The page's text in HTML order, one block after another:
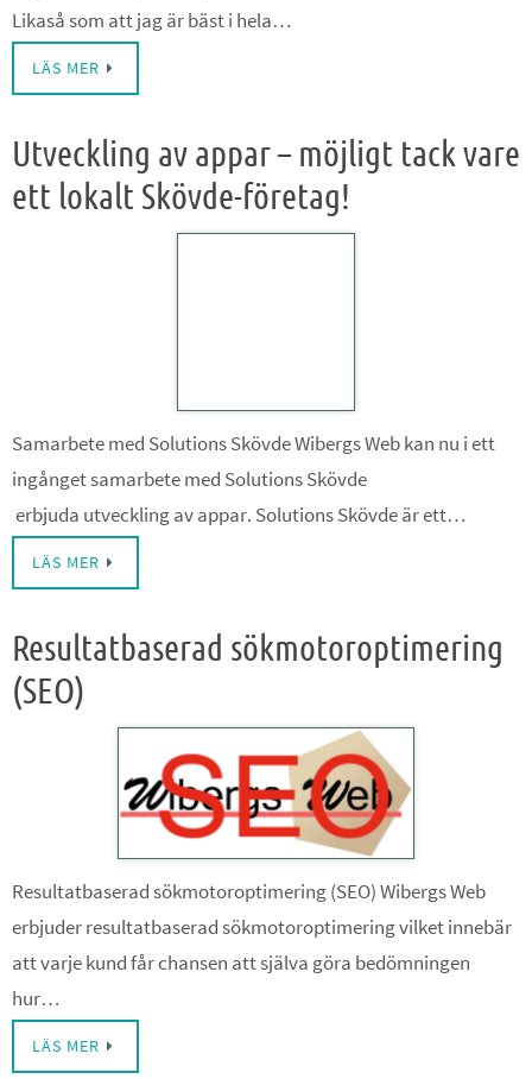
Likaså som att jag är bäst i hela…
LÄS MER
Utveckling av appar – möjligt tack vare
ett lokalt Skövde-företag!
Samarbete med Solutions Skövde Wibergs Web kan nu i ett
ingånget samarbete med Solutions Skövde
erbjuda utveckling av appar. Solutions Skövde är ett…
LÄS MER
Resultatbaserad sökmotoroptimering
(SEO)
Resultatbaserad sökmotoroptimering (SEO) Wibergs Web
erbjuder resultatbaserad sökmotoroptimering vilket innebär
att varje kund får chansen att själva göra bedömningen
hur…
LÄS MER